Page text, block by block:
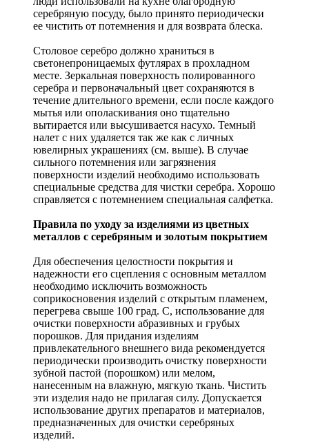
серебряную посуду, было принято периодически
ее чистить от потемнения и для возврата блеска.
Столовое серебро должно храниться в
светонепроницаемых футлярах в прохладном
месте. Зеркальная поверхность полированного
серебра и первоначальный цвет сохраняются в
течение длительного времени, если после каждого
мытья или ополаскивания оно тщательно
вытирается или высушивается насухо. Темный
налет с них удаляется так же как с личных
ювелирных украшениях (см. выше). В случае
сильного потемнения или загрязнения
поверхности изделий необходимо использовать
специальные средства для чистки серебра. Хорошо
справляется с потемнением специальная салфетка.
Правила по уходу за изделиями из цветных
металлов с серебряным и золотым покрытием
Для обеспечения целостности покрытия и
надежности его сцепления с основным металлом
необходимо исключить возможность
соприкосновения изделий с открытым пламенем,
перегрева свыше 100 град. С, использование для
очистки поверхности абразивных и грубых
порошков. Для придания изделиям
привлекательного внешнего вида рекомендуется
периодически производить очистку поверхности
зубной пастой (порошком) или мелом,
нанесенным на влажную, мягкую ткань. Чистить
эти изделия надо не прилагая силу. Допускается
использование других препаратов и материалов,
предназначенных для очистки серебряных
изделий.